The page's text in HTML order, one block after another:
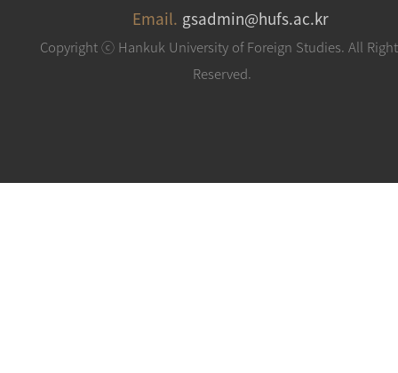
Email. gsadmin@hufs.ac.kr
Copyright ⓒ Hankuk University of Foreign Studies. All
Reserved.